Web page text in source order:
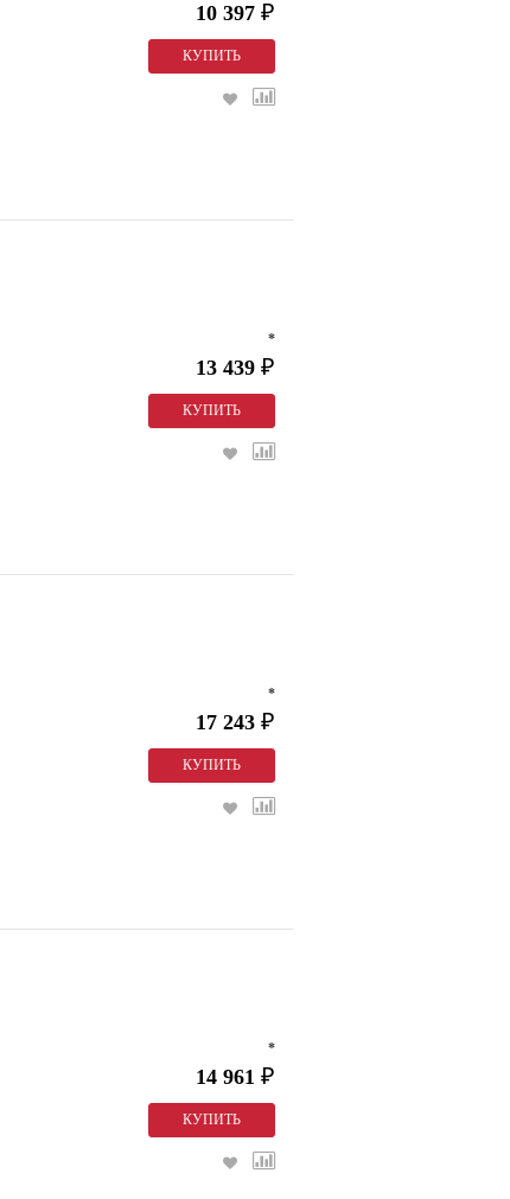
10 397 ₽
*
13 439 ₽
*
17 243 ₽
*
14 961 ₽